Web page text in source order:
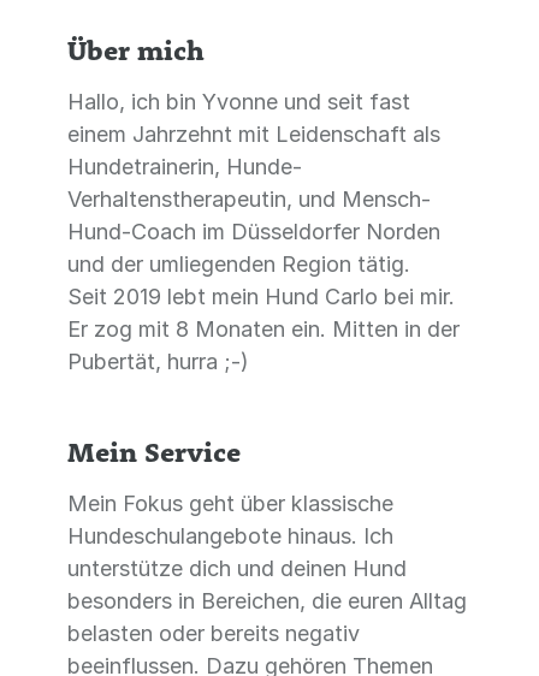
Über mich
Hallo, ich bin Yvonne und seit fast
einem Jahrzehnt mit Leidenschaft als
Hundetrainerin, Hunde-
Verhaltenstherapeutin, und Mensch-
Hund-Coach im Düsseldorfer Norden
und der umliegenden Region tätig.
Seit 2019 lebt mein Hund Carlo bei mir.
Er zog mit 8 Monaten ein. Mitten in der
Pubertät, hurra ;-)
Mein Service
Mein Fokus geht über klassische
Hundeschulangebote hinaus. Ich
unterstütze dich und deinen Hund
besonders in Bereichen, die euren Alltag
belasten oder bereits negativ
beeinflussen. Dazu gehören Themen